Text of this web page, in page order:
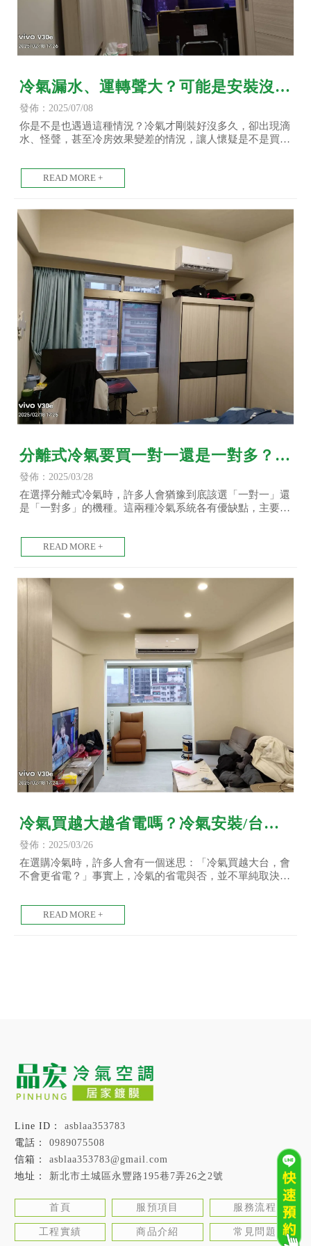
冷氣漏水、運轉聲大？可能是安裝沒做
好！常見錯誤總整理-空調工程/台北空
調工程/土城空調工程
發佈：2025/07/08
你是不是也遇過這種情況？冷氣才剛裝好沒多久，卻出現滴
水、怪聲，甚至冷房效果變差的情況，讓人懷疑是不是買到
不到位或忽略了細節所導致的結果。
分離式冷氣要買一對一還是一對多？分
離式冷氣安裝/台北分離式冷氣安裝/土
城分離式冷氣安裝
發佈：2025/03/28
在選擇分離式冷氣時，許多人會猶豫到底該選「一對一」還
是「一對多」的機種。這兩種冷氣系統各有優缺點，主要的
冷氣買越大越省電嗎？冷氣安裝/台北
冷氣安裝/土城冷氣安裝
發佈：2025/03/26
在選購冷氣時，許多人會有一個迷思：「冷氣買越大台，會
不會更省電？」事實上，冷氣的省電與否，並不單純取決於
裝方式以及房間的保溫效果等多個因素有關。
asblaa353783
0989075508
asblaa353783@gmail.com
新北市土城區永豐路195巷7弄26之2號
首頁 服預項目 服務流程
工程實績 商品介紹 常見問題